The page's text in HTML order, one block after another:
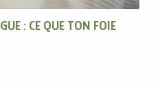
: CE QUE TON FOIE